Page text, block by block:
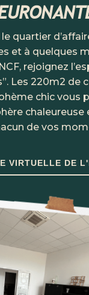
quartier
et à quelques
rejoignez
Les 220m2 de
chic vous
chaleureuse
de vos
VIRTUELLE DE